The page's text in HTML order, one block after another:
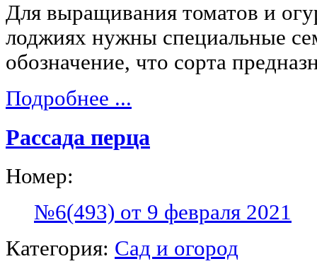
Для выращивания томатов и
лоджиях нужны специальные
обозначение, что сорта
Подробнее ...
Рассада перца
Номер:
№6(493) от 9 февраля 2021
Категория: Сад и огород